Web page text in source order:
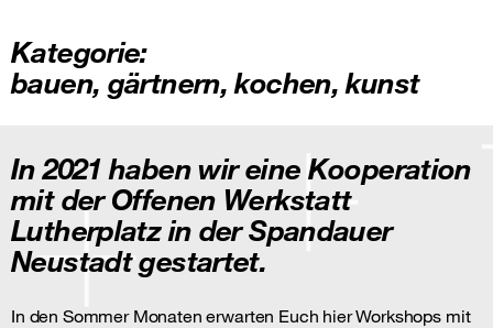
Kategorie:
bauen, gärtnern,kochen,kunst
In 2021 haben wir eine Kooperation
mit der Offenen Werkstatt
Lutherplatz in der Spandauer
Neustadt gestartet.
In den Sommer Monaten erwarten Euch hier Workshops mit